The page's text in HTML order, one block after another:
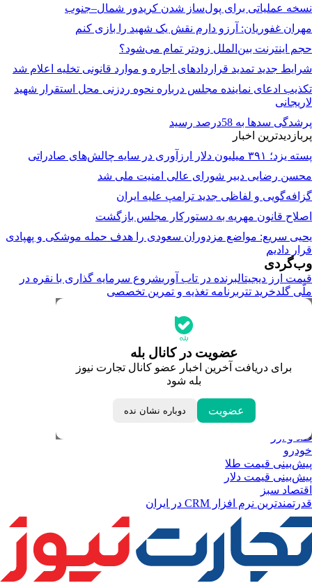
نسخه عملیاتی برای پول‌ساز شدن کریدور شمال–جنوب
مهران غفوریان: آرزو دارم نقش یک شهید را بازی کنم
حجم اینترنت بین‌الملل زودتر تمام می‌شود؟
شرایط جدید تمدید قراردادهای اجاره و موارد قانونی تخلیه اعلام شد
تکذیب ادعای نماینده مجلس درباره نحوه ردزنی محل استقرار شهید
لاریجانی
پرشدگی سدها به 58درصد رسید
پربازدیدترین اخبار
پسته یزد؛ ۳۹۱ میلیون دلار ارزآوری در سایه چالش‌های صادراتی
محسن رضایی دبیر شورای عالی امنیت ملی شد
گزافه‌گویی و لفاظی جدید ترامپ علیه ایران
اصلاح قانون مهریه به دستورکار مجلس بازگشت
یحیی سریع: مواضع مزدوران سعودی را هدف حمله موشکی و پهپادی
قرار دادیم
وب‌گردی
قیمت ارز دیجیتالبرنده در تاب آوریشروع سرمایه گذاری با نقره در
ملّی گلدخرید تتر برنامه تغذیه و تمرین تخصصی
عضویت در کانال بله
برای دریافت آخرین اخبار عضو کانال تجارت نیوز
بله شود
عضویت دوباره نشان نده
جدیدترین قیمت‌ها
قیمت درهم امارات
لحظه تحویل سال
داغ‌ترین‌های اقتصادی
طلا و ارز
خودرو
پیش‌بینی قیمت طلا
پیش‌بینی قیمت دلار
اقتصاد سبز
قدرتمندترین نرم‌ افزار CRM در ایران